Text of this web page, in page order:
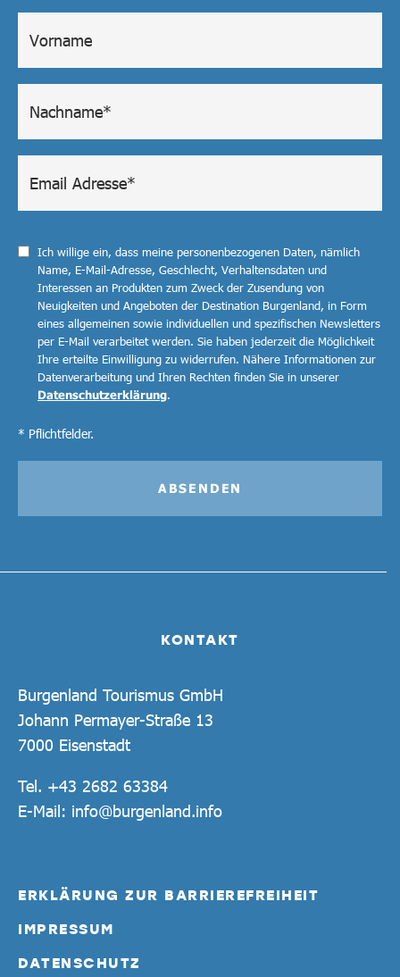
KONTAKT
Burgenland Tourismus GmbH
Johann Permayer-Straße 13
7000 Eisenstadt
Tel. +43 2682 63384
E-Mail: info@burgenland.info
ERKLÄRUNG ZUR BARRIEREFREIHEIT
IMPRESSUM
DATENSCHUTZ
Ich willige ein, dass meine personenbezogenen Daten, nämlich
Name, E-Mail-Adresse, Geschlecht, Verhaltensdaten und
Interessen an Produkten zum Zweck der Zusendung von
Neuigkeiten und Angeboten der Destination Burgenland, in Form
eines allgemeinen sowie individuellen und spezifischen Newsletters
per E-Mail verarbeitet werden. Sie haben jederzeit die Möglichkeit
Ihre erteilte Einwilligung zu widerrufen. Nähere Informationen zur
Datenverarbeitung und Ihren Rechten finden Sie in unserer
Datenschutzerklärung.
* Pflichtfelder.
ABSENDEN